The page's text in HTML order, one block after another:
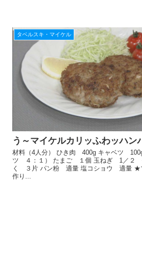
タベルスキ・マイケル
う～マイケルカリッふわッハン
材料（4人分） ひき肉 400g キャベツ
ツ ４：１） たまご １個 玉ねぎ 1／２
く ３片 パン粉 適量 塩コショウ 適量 ★
作り...